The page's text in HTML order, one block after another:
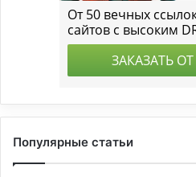
Популярные статьи